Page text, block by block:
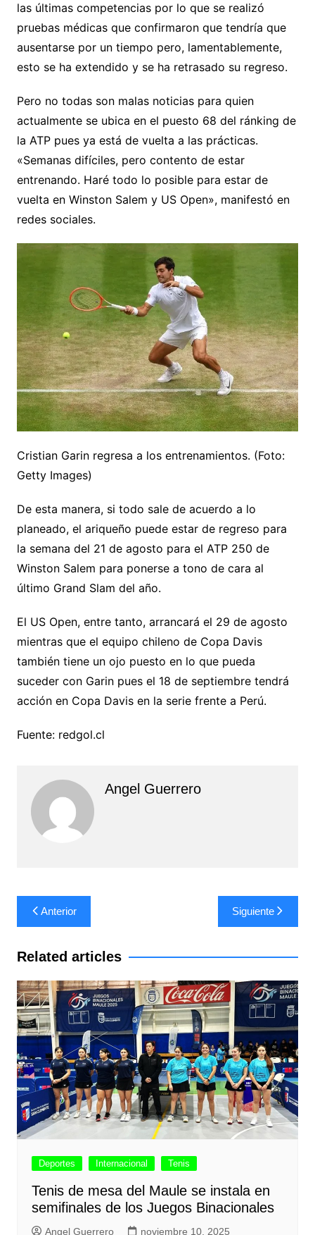
las últimas competencias por lo que se realizó
pruebas médicas que confirmaron que tendría que
ausentarse por un tiempo pero, lamentablemente,
esto se ha extendido y se ha retrasado su regreso.
Pero no todas son malas noticias para quien
actualmente se ubica en el puesto 68 del ránking de
la ATP pues ya está de vuelta a las prácticas.
«Semanas difíciles, pero contento de estar
entrenando. Haré todo lo posible para estar de
vuelta en Winston Salem y US Open», manifestó en
redes sociales.
Cristian Garin regresa a los entrenamientos. (Foto:
Getty Images)
De esta manera, si todo sale de acuerdo a lo
planeado, el ariqueño puede estar de regreso para
la semana del 21 de agosto para el ATP 250 de
Winston Salem para ponerse a tono de cara al
último Grand Slam del año.
El US Open, entre tanto, arrancará el 29 de agosto
mientras que el equipo chileno de Copa Davis
también tiene un ojo puesto en lo que pueda
suceder con Garin pues el 18 de septiembre tendrá
acción en Copa Davis en la serie frente a Perú.
Fuente: redgol.cl
Angel Guerrero
Navegación
de
entradas
Anterior Siguiente
Related articles
Deportes Internacional Tenis
Tenis de mesa del Maule se instala en
semifinales de los Juegos Binacionales
Angel Guerrero noviembre 10, 2025